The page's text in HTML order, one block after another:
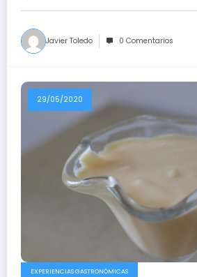
Javier Toledo 0 Comentarios
29/05/2020
EXPERIENCIAS GASTRONÓMICAS